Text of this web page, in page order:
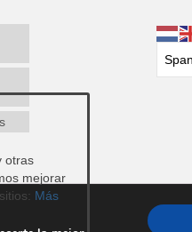
otras
mejorar
Más